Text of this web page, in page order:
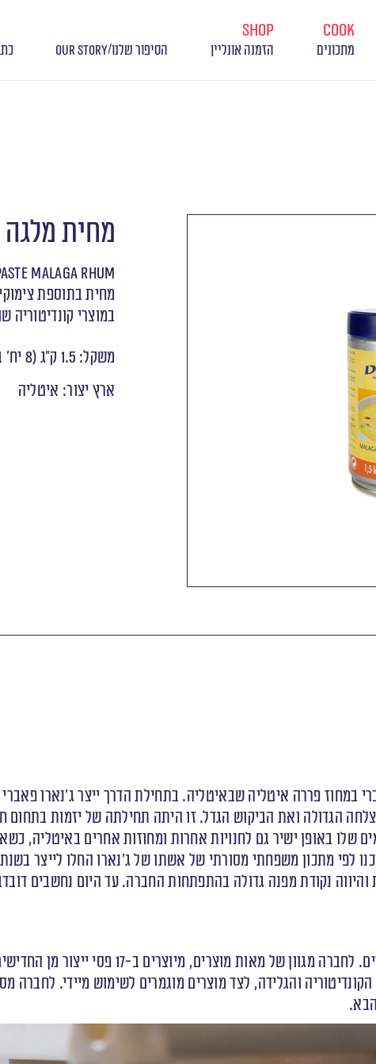
cook
מתכונים
shop
הזמנה אונליין הסיפור שלנו/
OUR STORY
מחית
MALAGA RHUM
מחית בתוספת
במוצרי קונדיטוריה
משקל: 1.5 ק״ג (8 יח' בקרטון)
ארץ יצור: איטליה
בשנת 1905 ע”י ג’נארו פאברי במחוז פררה איטליה שבאיטליה. בתחילת הדרך ייצר
הגדולה ואת הביקוש הגדל. זו היתה תחילתה של יזמות
נקודת מפנה גדולה בהתפתחות החברה. עד היום נחשבים
והגלידה, לצד מוצרים מוגמרים לשימוש מיידי. לחברה